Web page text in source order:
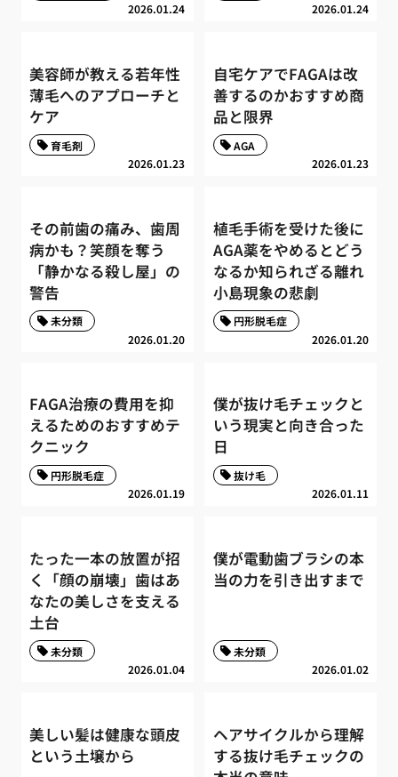
2026.01.24 2026.01.24
美容師が教える若年性
薄毛へのアプローチと
ケア
2026.01.23
育毛剤
自宅ケアでFAGAは改
善するのかおすすめ商
品と限界
2026.01.23
AGA
その前歯の痛み、歯周
病かも？笑顔を奪う
「静かなる殺し屋」の
警告
2026.01.20
未分類
植毛手術を受けた後に
AGA薬をやめるとどう
なるか知られざる離れ
小島現象の悲劇
2026.01.20
円形脱毛症
FAGA治療の費用を抑
えるためのおすすめテ
クニック
2026.01.19
円形脱毛症
僕が抜け毛チェックと
いう現実と向き合った
日
2026.01.11
抜け毛
たった一本の放置が招
く「顔の崩壊」歯はあ
なたの美しさを支える
土台
2026.01.04
未分類
僕が電動歯ブラシの本
当の力を引き出すまで
2026.01.02
未分類
美しい髪は健康な頭皮
という土壌から
ヘアサイクルから理解
する抜け毛チェックの